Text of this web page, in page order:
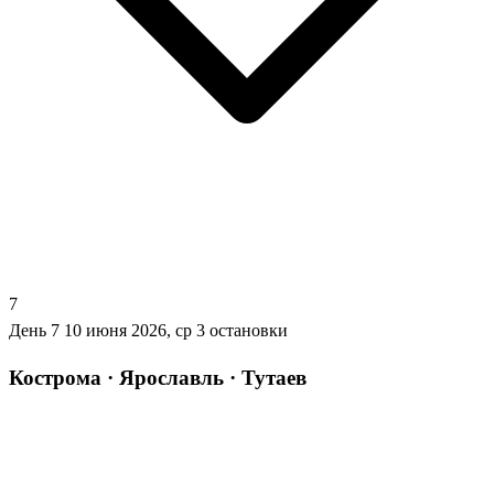
7
День 7 10 июня 2026, ср 3 остановки
Кострома · Ярославль · Тутаев